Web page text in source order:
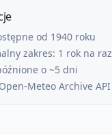
od 1940 roku
zakres: 1 rok na raz
o ~5 dni
Meteo Archive API